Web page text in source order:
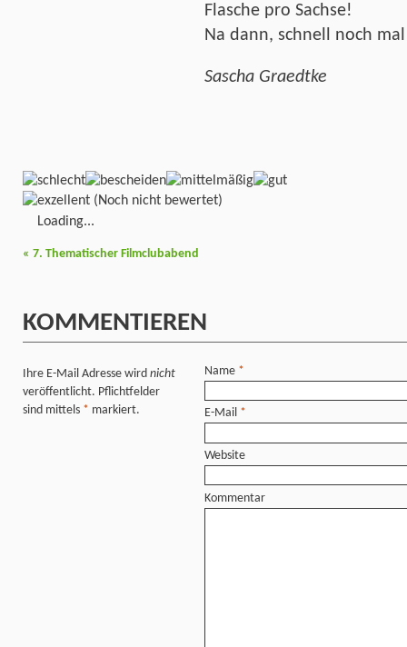
Flasche pro Sachse!
Na dann, schnell noch
Sascha Graedtke
(Noch nicht bewertet)
Loading...
« 7. Thematischer Filmclubabend
KOMMENTIEREN
Ihre E-Mail Adresse wird nicht
veröffentlicht. Pflichtfelder
sind mittels * markiert.
Name *
E-Mail *
Website
Kommentar